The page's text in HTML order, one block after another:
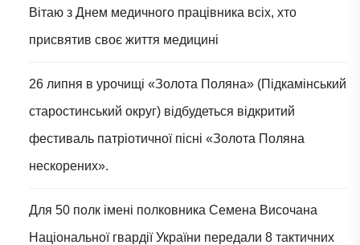
Вітаю з Днем медичного працівника всіх, хто
присвятив своє життя медицині
26 липня в урочищі «Золота Поляна» (Підкамінський
старостинський округ) відбудеться відкритий
фестиваль патріотичної пісні «Золота Поляна
нескорених».
Для 50 полк імені полковника Семена Височана
Національної гвардії України передали 8 тактичних